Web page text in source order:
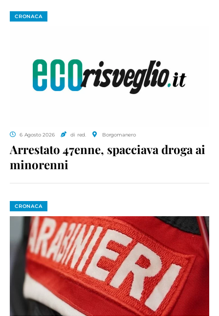
CRONACA
6 Agosto 2026 di red. Borgomanero
Arrestato 47enne, spacciava droga ai
minorenni
CRONACA